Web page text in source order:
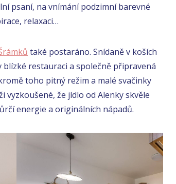
psaní, na vnímání podzimní barevné
relaxaci…
také postaráno. Snídaně v koších
restauraci a společně připravená
toho pitný režim a malé svačinky
vyzkoušené, že jídlo od Alenky skvěle
energie a originálních nápadů.